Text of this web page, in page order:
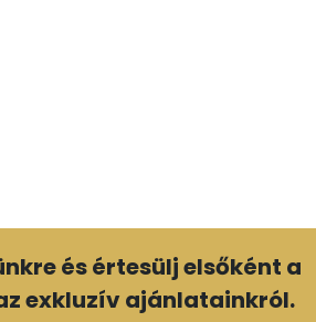
és értesülj elsőként a
exkluzív ajánlatainkról.